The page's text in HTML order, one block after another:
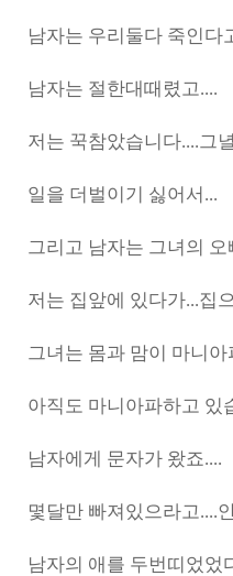
남자는 우리둘다 죽인다
남자는 절한대때렸고....
저는 꾹참았습니다....그
일을 더벌이기 싫어서...
그리고 남자는 그녀의
저는 집앞에 있다가...집
그녀는 몸과 맘이 마니
아직도 마니아파하고 있
남자에게 문자가 왔죠....
몇달만 빠져있으라고....
남자의 애를 두번띠었었